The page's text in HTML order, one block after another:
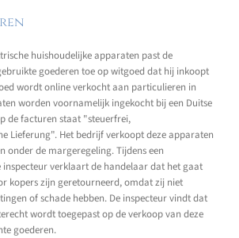
huishoudelijke apparaten past de
goederen toe op witgoed dat hij inkoopt
wordt online verkocht aan particulieren in
worden voornamelijk ingekocht bij een Duitse
de facturen staat "steuerfrei,
Lieferung". Het bedrijf verkoopt deze apparaten
onder de margeregeling. Tijdens een
inspecteur verklaart de handelaar dat het gaat
kopers zijn geretourneerd, omdat zij niet
of schade hebben. De inspecteur vindt dat
wordt toegepast op de verkoop van deze
goederen.